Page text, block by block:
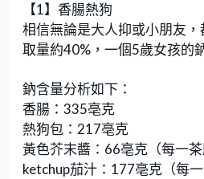
【1】香腸熱狗
相信無論是大人抑或小朋友
取量約40%，一個5歲女孩的
鈉含量分析如下：
香腸：335亳克
熱狗包：217亳克
黃色芥末醬：66亳克（每一茶
ketchup茄汁：177亳克（每一